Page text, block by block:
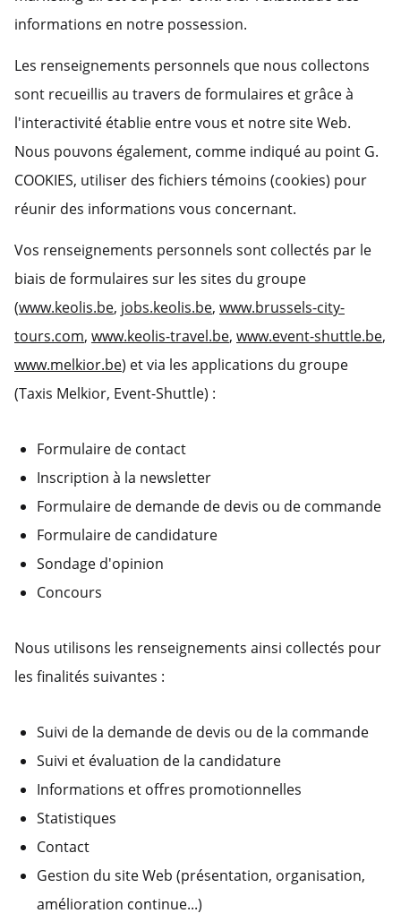
informations en notre possession.
Les renseignements personnels que nous collectons
sont recueillis au travers de formulaires et grâce à
l'interactivité établie entre vous et notre site Web.
Nous pouvons également, comme indiqué au point G.
COOKIES, utiliser des fichiers témoins (cookies) pour
réunir des informations vous concernant.
Vos renseignements personnels sont collectés par le
biais de formulaires sur les sites du groupe
(www.keolis.be, jobs.keolis.be, www.brussels-city-
tours.com, www.keolis-travel.be, www.event-shuttle.be,
www.melkior.be) et via les applications du groupe
(Taxis Melkior, Event-Shuttle) :
Formulaire de contact
Inscription à la newsletter
Formulaire de demande de devis ou de commande
Formulaire de candidature
Sondage d'opinion
Concours
Nous utilisons les renseignements ainsi collectés pour
les finalités suivantes :
Suivi de la demande de devis ou de la commande
Suivi et évaluation de la candidature
Informations et offres promotionnelles
Statistiques
Contact
Gestion du site Web (présentation, organisation,
amélioration continue...)